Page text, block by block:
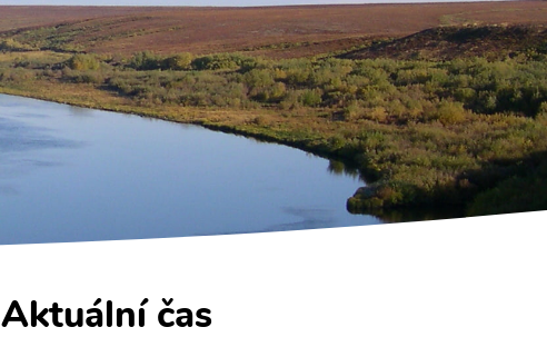
Aktuální čas